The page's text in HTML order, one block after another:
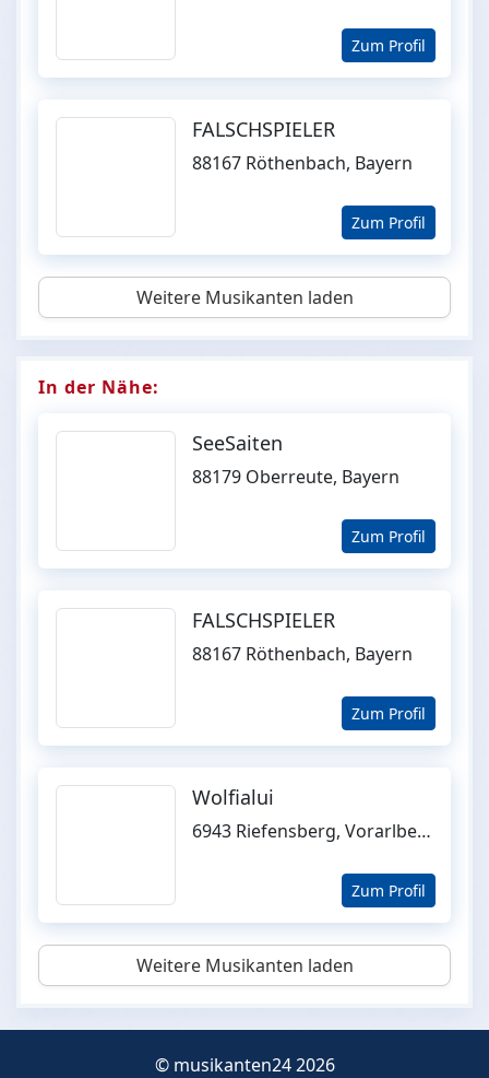
Zum Profil
FALSCHSPIELER
88167 Röthenbach, Bayern
Zum Profil
Weitere Musikanten laden
In der Nähe:
SeeSaiten
88179 Oberreute, Bayern
Zum Profil
FALSCHSPIELER
88167 Röthenbach, Bayern
Zum Profil
Wolfialui
6943 Riefensberg, Vorarlberg
Zum Profil
Weitere Musikanten laden
© musikanten24 2026